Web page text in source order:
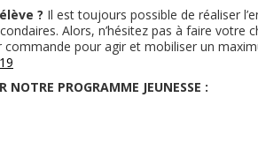
? Il est toujours possible de réaliser
Alors, n’hésitez pas à faire votre
pour agir et mobiliser un
NOTRE PROGRAMME JEUNESSE :